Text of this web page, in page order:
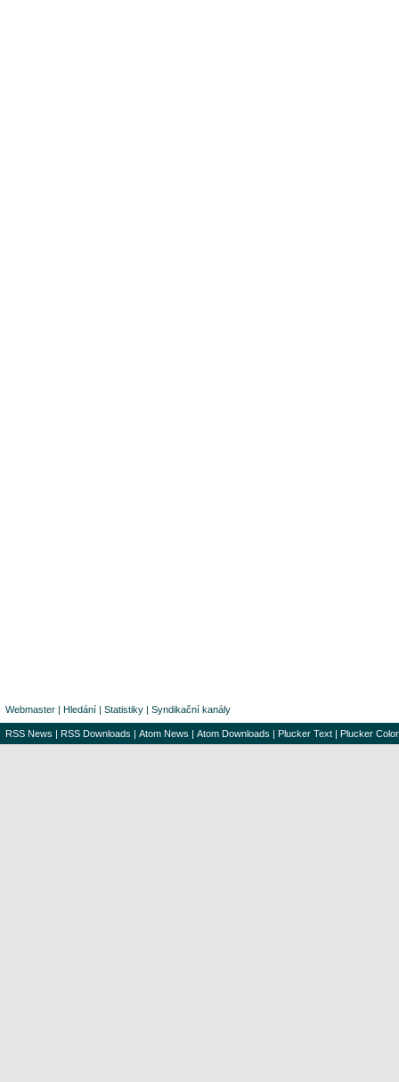
Webmaster | Hledání | Statistiky | Syndikační kanály
RSS News | RSS Downloads | Atom News | Atom Downloads | Plucker Text | Plucker Color